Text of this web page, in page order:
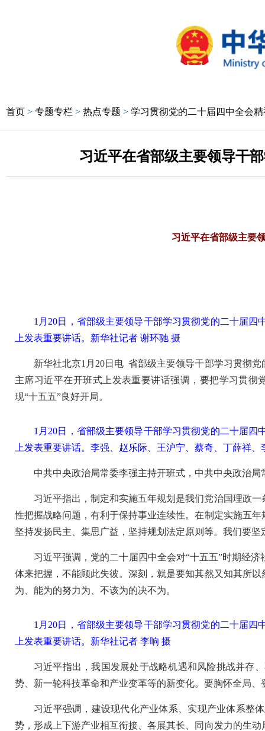
首页 > 专题专栏 > 热点专题 > 学习贯彻党的二十届四中全会精
习近平在省部级主要领导干
习近平在省部级主要
1月20日，省部级主要领导干部学习贯彻党的二十届
上发表重要讲话。 新华社记者 谢环驰 摄
新华社北京1月20日电 省部级主要领导干部学习贯彻
主席习近平在开班式上发表重要讲话强调，要把学习贯
现“十五五”良好开局。
1月20日，省部级主要领导干部学习贯彻党的二十届
上发表重要讲话。李强、赵乐际、王沪宁、蔡奇、丁薛祥
中共中央政治局常委李强主持开班式，中共中央政治
习近平指出，制定和实施五年规划是我们党治国理政
性把握战略问题，有利于保持事业连续性。在制定实施五
坚持发扬民主、集思广益，坚持规划法定原则等。我们要
习近平强调，党的二十届四中全会对“十五五”时期经
体来把握，不能顾此失彼。深刻，就是要知其然又知其所
为、能为的努力为、不该为的决不为。
1月20日，省部级主要领导干部学习贯彻党的二十届
上发表重要讲话。 新华社记者 李响 摄
习近平指出，我国发展处于战略机遇和风险挑战并存
势、新一轮科技革命和产业变革等的新变化。要胸怀全局
习近平强调，建设现代化产业体系、实现产业体系整
势，形成上下游产业相互衔接、各展其长、同向发力的生